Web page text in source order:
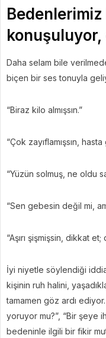
konuşuluyor,
Daha selam bile
biçen bir ses tonuyla
“Biraz kilo almışsın.”
“Çok zayıflamışsın, hasta
“Yüzün solmuş, ne oldu
“Sen gebesin değil mi,
“Aşırı şişmişsin, dikkat
İyi niyetle söylendiği
kişinin ruh halini,
tamamen göz ardı ediyor.
yoruyor mu?”, “Bir şeye
bedeninle ilgili bir fikir